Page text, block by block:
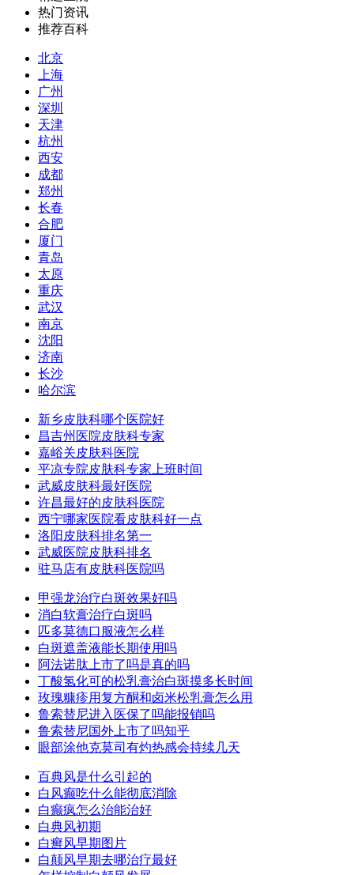
热门资讯
推荐百科
北京
上海
广州
深圳
天津
杭州
西安
成都
郑州
长春
合肥
厦门
青岛
太原
重庆
武汉
南京
沈阳
济南
长沙
哈尔滨
新乡皮肤科哪个医院好
昌吉州医院皮肤科专家
嘉峪关皮肤科医院
平凉专院皮肤科专家上班时间
武威皮肤科最好医院
许昌最好的皮肤科医院
西宁哪家医院看皮肤科好一点
洛阳皮肤科排名第一
武威医院皮肤科排名
驻马店有皮肤科医院吗
甲强龙治疗白斑效果好吗
消白软膏治疗白斑吗
匹多莫德口服液怎么样
白斑遮盖液能长期使用吗
阿法诺肽上市了吗是真的吗
丁酸氢化可的松乳膏治白斑摸多长时间
玫瑰糠疹用复方酮和卤米松乳膏怎么用
鲁索替尼进入医保了吗能报销吗
鲁索替尼国外上市了吗知乎
眼部涂他克莫司有灼热感会持续几天
百典风是什么引起的
白风癫吃什么能彻底消除
白癫疯怎么治能治好
白典风初期
白癣风早期图片
白颠风早期去哪治疗最好